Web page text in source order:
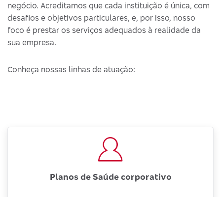
negócio. Acreditamos que cada instituição é única, com
desafios e objetivos particulares, e, por isso, nosso
foco é prestar os serviços adequados à realidade da
sua empresa.
Conheça nossas linhas de atuação:
Planos de Saúde corporativo